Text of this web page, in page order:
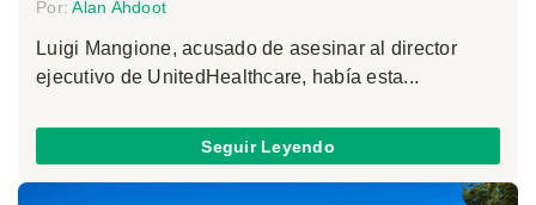
Por:Alan Ahdoot
Luigi Mangione, acusado de asesinar al director
ejecutivo de UnitedHealthcare, había esta...
Seguir Leyendo